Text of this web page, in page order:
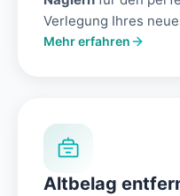
Verlegung Ihres
Mehr erfahren
Altbelag